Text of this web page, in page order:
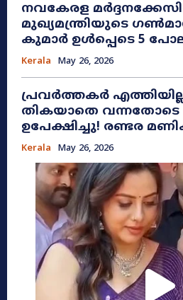
നവകേരള
മുഖ്യമന്ത്രിയുടെ
കുമാർ ഉൾപ്പെടെ 5
Kerala May 26, 2026
പ്രവർത്തകർ
തികയാതെ വന്നതോടെ
ഉപേക്ഷിച്ചു! രണ്ടര
Kerala May 26, 2026